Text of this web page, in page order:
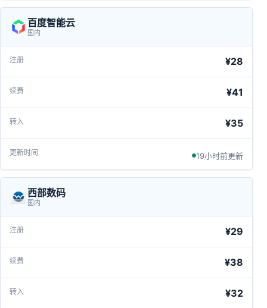
百度智能云
国内
¥28
¥41
¥35
19小时前更新
西部数码
国内
¥29
¥38
¥32